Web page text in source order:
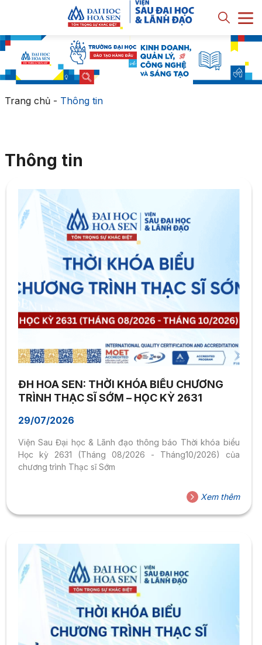
Trang chủ- Thông tin
Thông tin
ĐH HOA SEN: THỜI KHÓA BIỂU CHƯƠNG
TRÌNH THẠC SĨ SỚM – HỌC KỲ 2631
29/07/2026
Viện Sau Đại học & Lãnh đạo thông báo Thời khóa biểu
Học kỳ 2631 (Tháng 08/2026 - Tháng10/2026) của
chương trình Thạc sĩ Sớm
Xem thêm